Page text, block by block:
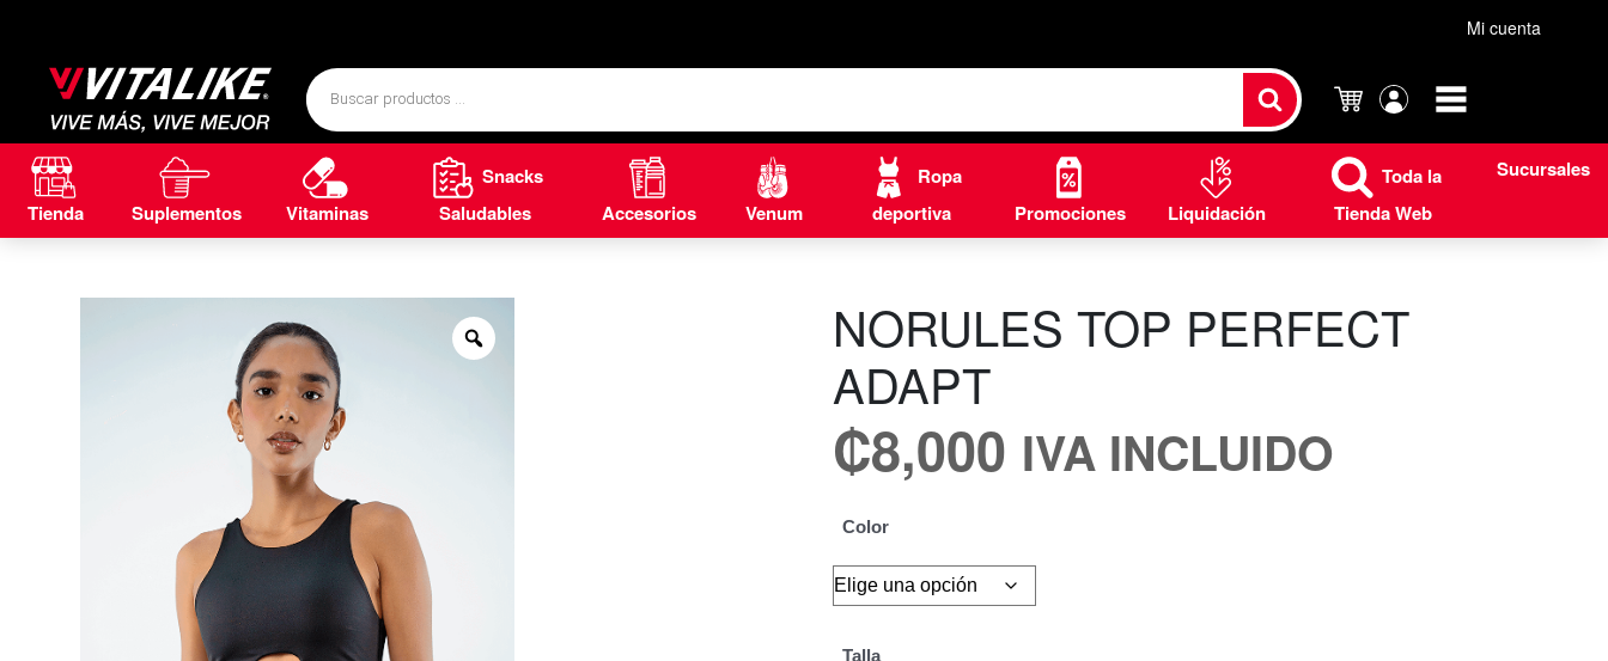
Mi cuenta
Carrito
cuenta
Tienda Suplementos Vitaminas
Snacks
Saludables
Accesorios Venum
Ropa
deportiva
Promociones Liquidación
Toda la
Tienda Web
Sucursales
NORULES TOP PERFECT
ADAPT
₡8,000 IVA INCLUIDO
Color
Talla